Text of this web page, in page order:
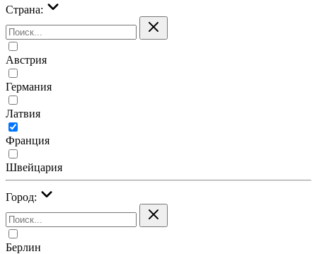
Страна:
Австрия
Германия
Латвия
Франция
Швейцария
Город:
Берлин